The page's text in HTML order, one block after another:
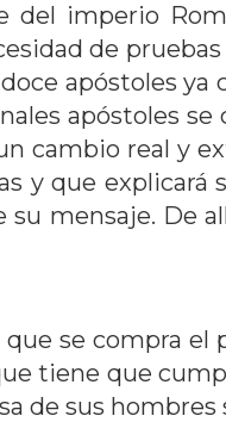
imperio
de
apóstoles ya
apóstoles se
cambio real y
y que explicará
mensaje. De
se compra el
tiene que
de sus